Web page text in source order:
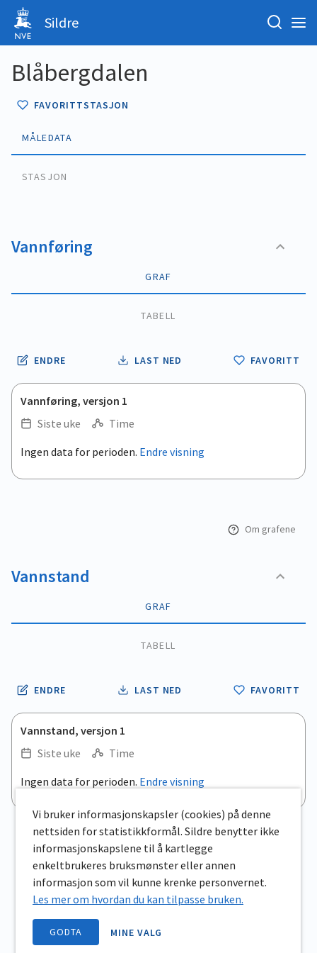
Sildre
Blåbergdalen
FAVORITTSTASJON
MÅLEDATA
STASJON
Vannføring
GRAF
TABELL
ENDRE LAST NED FAVORITT
Vannføring, versjon 1
Siste uke
Time
.
View as data table, .
Ingen data for perioden. Endre visning
Om grafene
Vannstand
GRAF
TABELL
ENDRE LAST NED FAVORITT
Vannstand, versjon 1
Siste uke
Time
.
View as data table, .
Ingen data for perioden. Endre visning
Vi bruker informasjonskapsler (cookies) på denne
nettsiden for statistikkformål. Sildre benytter ikke
informasjonskapslene til å kartlegge
enkeltbrukeres bruksmønster eller annen
informasjon som vil kunne krenke personvernet.
Les mer om hvordan du kan tilpasse bruken.
GODTA MINE VALG